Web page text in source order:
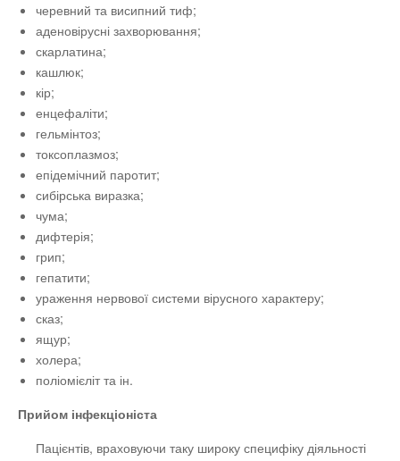
черевний та висипний тиф;
аденовірусні захворювання;
скарлатина;
кашлюк;
кір;
енцефаліти;
гельмінтоз;
токсоплазмоз;
епідемічний паротит;
сибірська виразка;
чума;
дифтерія;
грип;
гепатити;
ураження нервової системи вірусного характеру;
сказ;
ящур;
холера;
поліомієліт та ін.
Прийом інфекціоніста
Пацієнтів, враховуючи таку широку специфіку діяльності